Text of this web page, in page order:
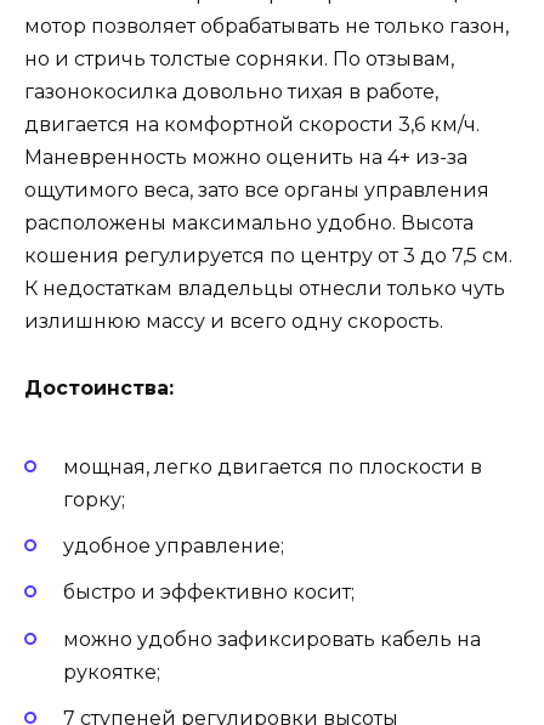
мотор позволяет обрабатывать не только газон,
но и стричь толстые сорняки. По отзывам,
газонокосилка довольно тихая в работе,
двигается на комфортной скорости 3,6 км/ч.
Маневренность можно оценить на 4+ из-за
ощутимого веса, зато все органы управления
расположены максимально удобно. Высота
кошения регулируется по центру от 3 до 7,5 см.
К недостаткам владельцы отнесли только чуть
излишнюю массу и всего одну скорость.
Достоинства:
мощная, легко двигается по плоскости в
горку;
удобное управление;
быстро и эффективно косит;
можно удобно зафиксировать кабель на
рукоятке;
7 ступеней регулировки высоты